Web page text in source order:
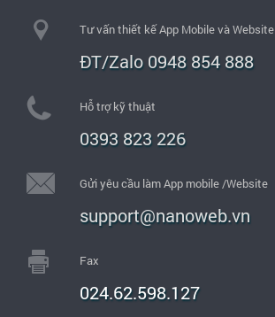
Tư vấn thiết kế App Mobile và Website
ĐT/Zalo 0948 854 888
Hỗ trợ kỹ thuật
0393 823 226
Gửi yêu cầu làm App mobile /Website
support@nanoweb.vn
Fax
024.62.598.127